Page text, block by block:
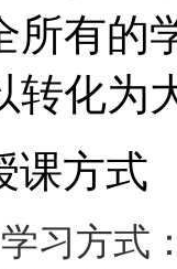
所有的
转化为
课方式
习方式